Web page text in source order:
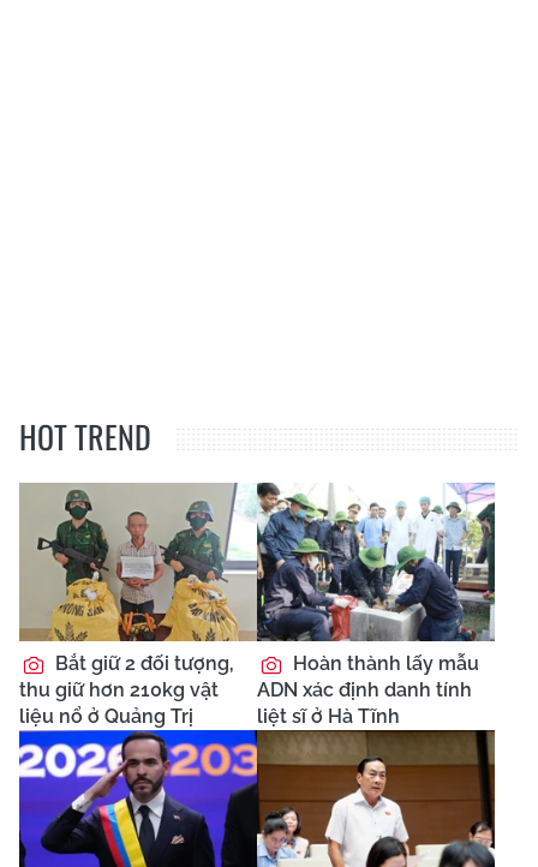
HOT TREND
Bắt giữ 2 đối tượng,
thu giữ hơn 210kg vật
liệu nổ ở Quảng Trị
Hoàn thành lấy mẫu
ADN xác định danh tính
liệt sĩ ở Hà Tĩnh